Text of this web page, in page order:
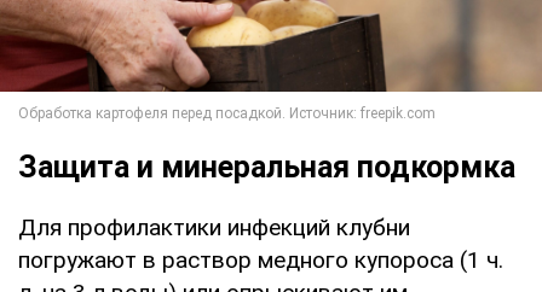
Защита и минеральная подкормка
Для профилактики инфекций клубни
погружают в раствор медного купороса (1 ч.